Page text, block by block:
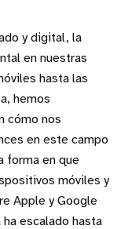
y digital, la
en nuestras
hasta las
hemos
cómo nos
en este campo
forma en que
móviles y
Apple y Google
escalado hasta